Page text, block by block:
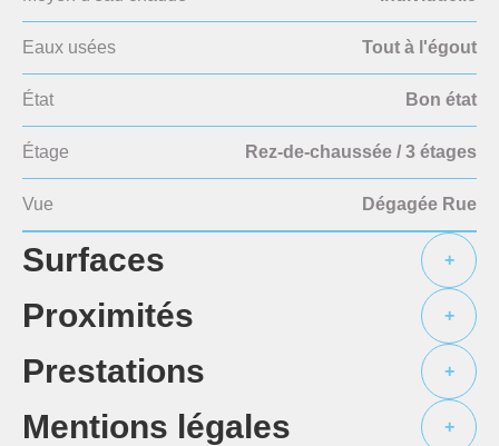
Eaux usées Tout à l'égout
État Bon état
Étage Rez-de-chaussée / 3 étages
Vue Dégagée Rue
Surfaces +
Proximités +
Prestations +
Mentions légales +